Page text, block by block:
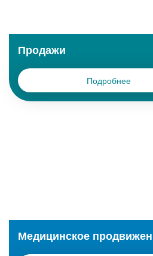
Продажи
Подробнее
Медицинское